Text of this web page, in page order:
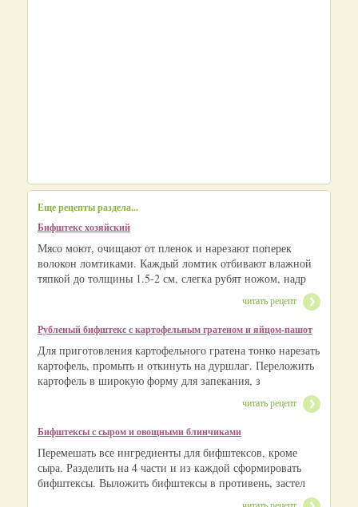
Еще рецепты раздела...
Бифштекс хозяйский
Мясо моют, очищают от пленок и нарезают поперек
волокон ломтиками. Каждый ломтик отбивают влажной
тяпкой до толщины 1.5-2 см, слегка рубят ножом, надр
читать рецепт
Рубленый бифштекс с картофельным гратеном и яйцом-пашот
Для приготовления картофельного гратена тонко нарезать
картофель, промыть и откинуть на дуршлаг. Переложить
картофель в широкую форму для запекания, з
читать рецепт
Бифштексы с сыром и овощными блинчиками
Перемешать все ингредиенты для бифштексов, кроме
сыра. Разделить на 4 части и из каждой сформировать
бифштексы. Выложить бифштексы в противень, застел
читать рецепт